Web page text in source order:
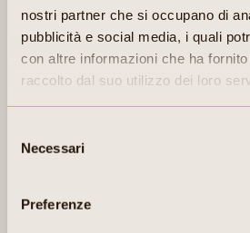
nostri partner che si occupano di
pubblicità e social media, i quali
con altre informazioni che ha
raccolto dal suo utilizzo dei loro
delNecessari
Preferenze